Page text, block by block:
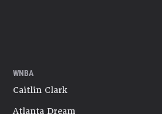
WNBA
Caitlin Clark
Atlanta Dream